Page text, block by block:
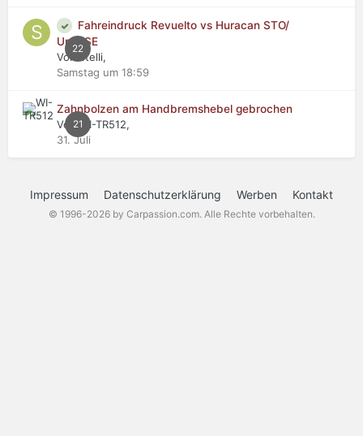
22
Fahreindruck Revuelto vs Huracan STO/
Urus SE
Von stelli,
Samstag um 18:59
21
Zahnbolzen am Handbremshebel gebrochen
Von WI-TR512,
31. Juli
Impressum Datenschutzerklärung Werben Kontakt
© 1996-2026 by Carpassion.com. Alle Rechte vorbehalten.